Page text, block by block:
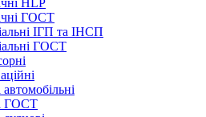
HLP
ГОСТ
ІГП та ІНСП
ГОСТ
ГОСТ